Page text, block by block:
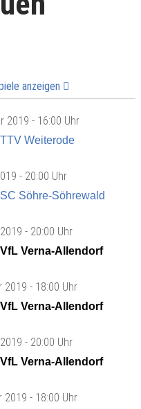
anzeigen
2019 - 16:00 Uhr
TTV Weiterode
- 20:00 Uhr
SC Söhre-Söhrewald
- 20:00 Uhr
VfL Verna-Allendorf
2019 - 18:00 Uhr
VfL Verna-Allendorf
- 20:00 Uhr
VfL Verna-Allendorf
2019 - 18:00 Uhr